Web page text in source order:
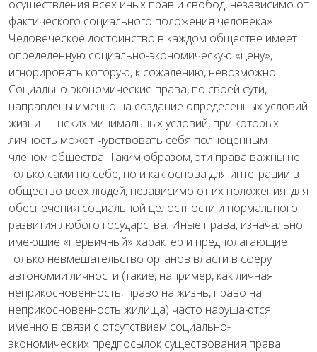
осуществления всех иных прав и свобод, независимо от
фактического социального положения человека».
Человеческое достоинство в каждом обществе имеет
определенную социально-экономическую «цену»,
игнорировать которую, к сожалению, невозможно.
Социально-экономические права, по своей сути,
направлены именно на создание определенных условий
жизни — неких минимальных условий, при которых
личность может чувствовать себя полноценным
членом общества. Таким образом, эти права важны не
только сами по себе, но и как основа для интеграции в
общество всех людей, независимо от их положения, для
обеспечения социальной целостности и нормального
развития любого государства. Иные права, изначально
имеющие «первичный» характер и предполагающие
только невмешательство органов власти в сферу
автономии личности (такие, например, как личная
неприкосновенность, право на жизнь, право на
неприкосновенность жилища) часто нарушаются
именно в связи с отсутствием социально-
экономических предпосылок существования права.